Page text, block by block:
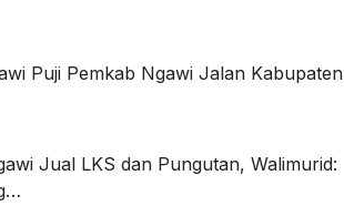
Puji Pemkab Ngawi Jalan Kabupaten
Jual LKS dan Pungutan, Walimurid: